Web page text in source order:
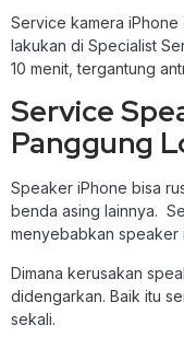
Service kamera iPhone
lakukan di Specialist
10 menit, tergantung
Service
Panggung
Speaker iPhone bisa
benda asing lainnya.
menyebabkan speaker
Dimana kerusakan
didengarkan. Baik itu
sekali.